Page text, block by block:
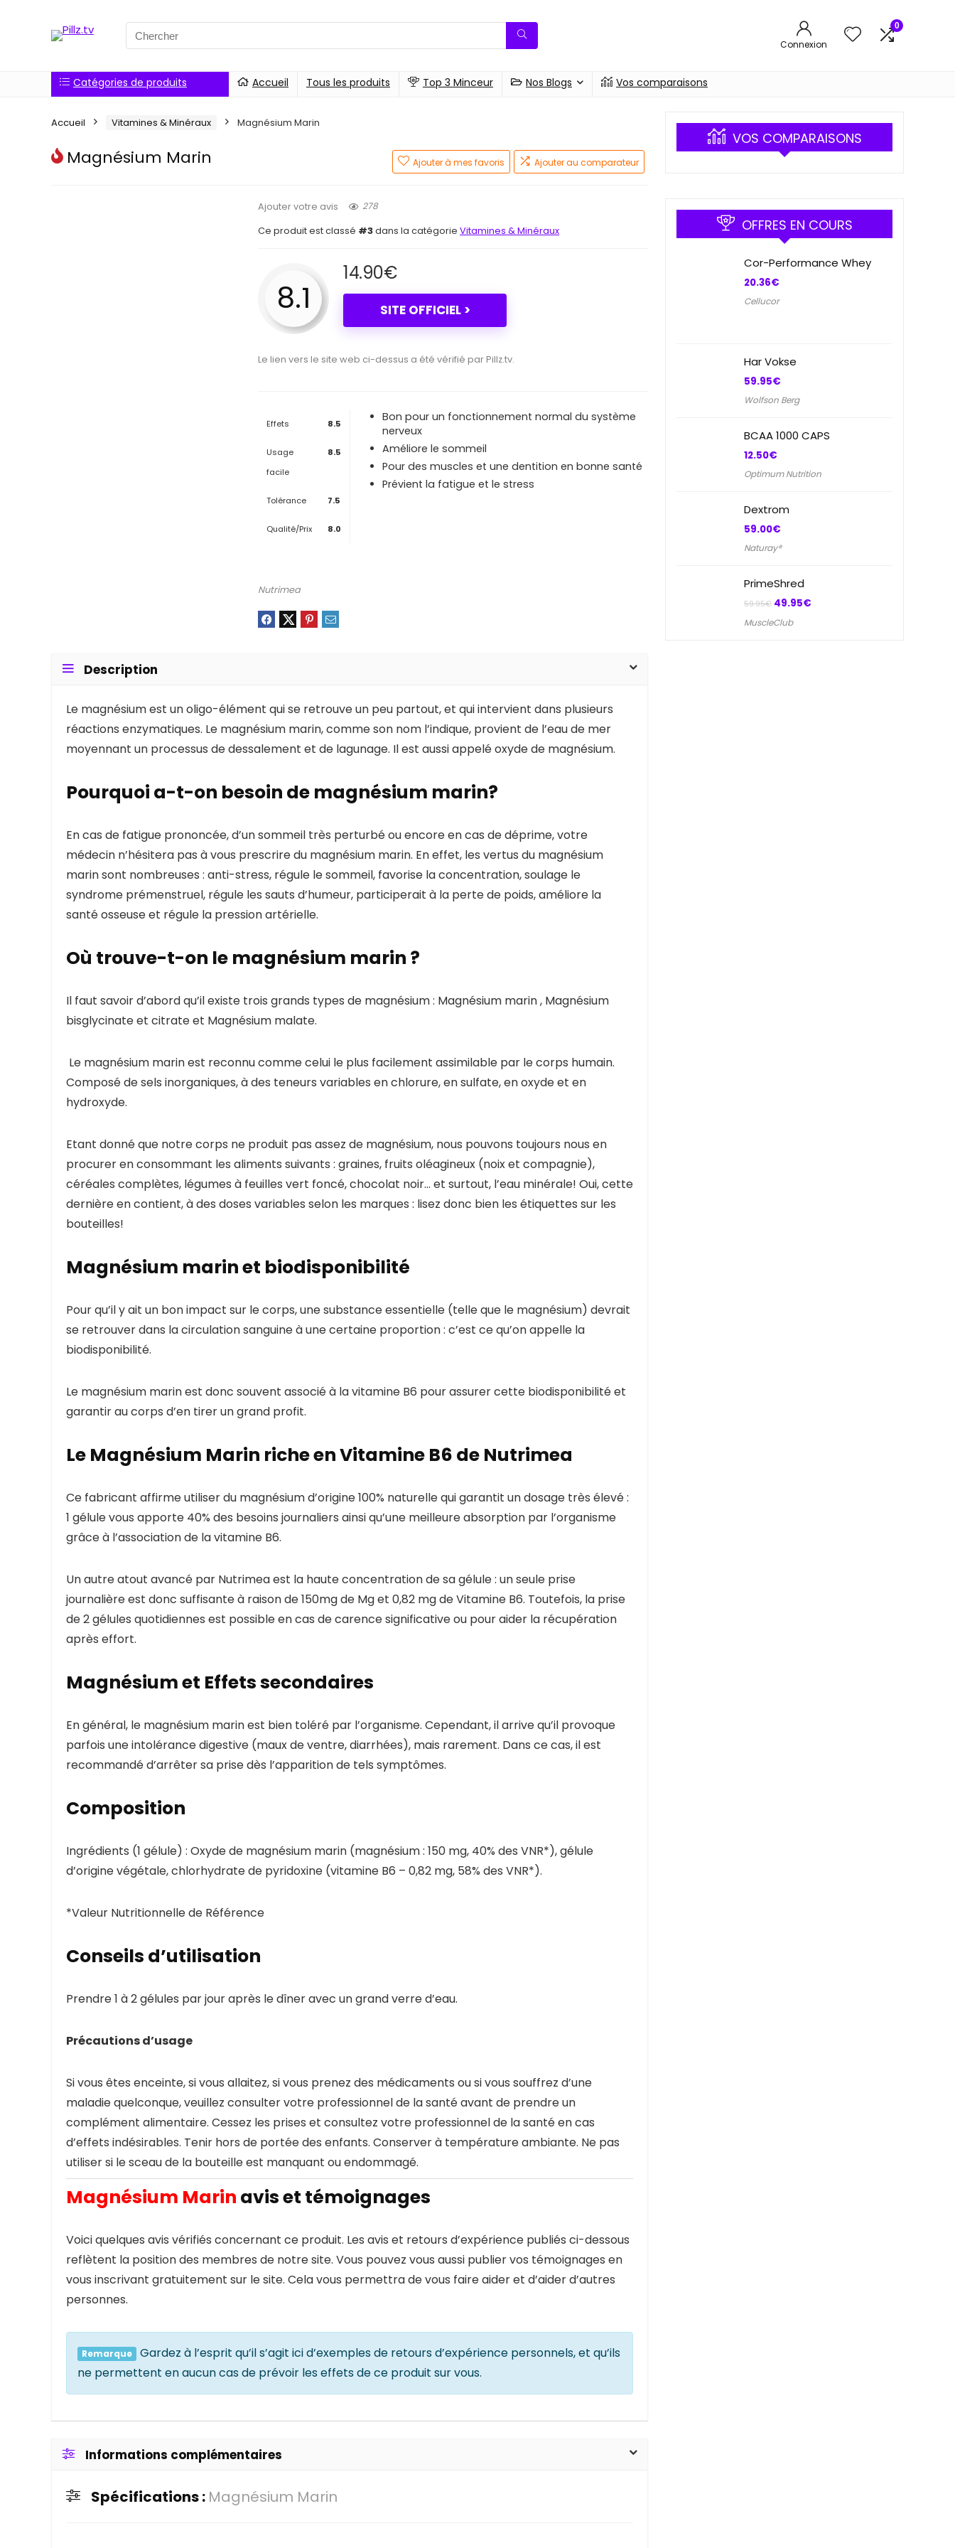
Connexion
0
Catégories de produits Accueil Tous les produits Top 3 Minceur Nos Blogs Vos comparaisons
Accueil Vitamines & Minéraux Magnésium Marin
Magnésium Marin Ajouter à mes favoris Ajouter au comparateur
Ajouter votre avis 278
Ce produit est classé #3dans la catégorieVitamines & Minéraux
8.1
14.90€
SITE OFFICIEL >
Le lien vers le site web ci-dessus a été vérifié par Pillz.tv.
Effets 8.5
Usage
facile
8.5
Tolérance 7.5
Qualité/Prix 8.0
Bon pour un fonctionnement normal du système
nerveux
Améliore le sommeil
Pour des muscles et une dentition en bonne santé
Prévient la fatigue et le stress
Nutrimea
Description
Le magnésium est un oligo-élément qui se retrouve un peu partout, et qui intervient dans plusieurs
réactions enzymatiques. Le magnésium marin, comme son nom l’indique, provient de l’eau de mer
moyennant un processus de dessalement et de lagunage. Il est aussi appelé oxyde de magnésium.
Pourquoi a-t-on besoin de magnésium marin?
En cas de fatigue prononcée, d’un sommeil très perturbé ou encore en cas de déprime, votre
médecin n’hésitera pas à vous prescrire du magnésium marin. En effet, les vertus du magnésium
marin sont nombreuses : anti-stress, régule le sommeil, favorise la concentration, soulage le
syndrome prémenstruel, régule les sauts d’humeur, participerait à la perte de poids, améliore la
santé osseuse et régule la pression artérielle.
Où trouve-t-on le magnésium marin ?
Il faut savoir d’abord qu’il existe trois grands types de magnésium : Magnésium marin , Magnésium
bisglycinate et citrate et Magnésium malate.
Le magnésium marin est reconnu comme celui le plus facilement assimilable par le corps humain.
Composé de sels inorganiques, à des teneurs variables en chlorure, en sulfate, en oxyde et en
hydroxyde.
Etant donné que notre corps ne produit pas assez de magnésium, nous pouvons toujours nous en
procurer en consommant les aliments suivants : graines, fruits oléagineux (noix et compagnie),
céréales complètes, légumes à feuilles vert foncé, chocolat noir… et surtout, l’eau minérale! Oui, cette
dernière en contient, à des doses variables selon les marques : lisez donc bien les étiquettes sur les
bouteilles!
Magnésium marin et biodisponibilité
Pour qu’il y ait un bon impact sur le corps, une substance essentielle (telle que le magnésium) devrait
se retrouver dans la circulation sanguine à une certaine proportion : c’est ce qu’on appelle la
biodisponibilité.
Le magnésium marin est donc souvent associé à la vitamine B6 pour assurer cette biodisponibilité et
garantir au corps d’en tirer un grand profit.
Le Magnésium Marin riche en Vitamine B6 de Nutrimea
Ce fabricant affirme utiliser du magnésium d’origine 100% naturelle qui garantit un dosage très élevé :
1 gélule vous apporte 40% des besoins journaliers ainsi qu’une meilleure absorption par l’organisme
grâce à l’association de la vitamine B6.
Un autre atout avancé par Nutrimea est la haute concentration de sa gélule : un seule prise
journalière est donc suffisante à raison de150mg de Mg et 0,82 mg de Vitamine B6. Toutefois, la prise
de 2 gélules quotidiennes est possible en cas de carence significative ou pour aider la récupération
après effort.
Magnésium et Effets secondaires
En général, le magnésium marin est bien toléré par l’organisme. Cependant, il arrive qu’il provoque
parfois une intolérance digestive (maux de ventre, diarrhées), mais rarement. Dans ce cas, il est
recommandé d’arrêter sa prise dès l’apparition de tels symptômes.
Composition
Ingrédients (1 gélule) : Oxyde de magnésium marin (magnésium : 150 mg, 40% des VNR*), gélule
d’origine végétale, chlorhydrate de pyridoxine (vitamine B6 – 0,82 mg, 58% des VNR*).
*Valeur Nutritionnelle de Référence
Conseils d’utilisation
Prendre 1 à 2 gélules par jour après le dîner avec un grand verre d’eau.
Précautions d’usage
Si vous êtes enceinte, si vous allaitez, si vous prenez des médicaments ou si vous souffrez d’une
maladie quelconque, veuillez consulter votre professionnel de la santé avant de prendre un
complément alimentaire. Cessez les prises et consultez votre professionnel de la santé en cas
d’effets indésirables. Tenir hors de portée des enfants. Conserver à température ambiante. Ne pas
utiliser si le sceau de la bouteille est manquant ou endommagé.
Magnésium Marin avis et témoignages
Voici quelques avis vérifiés concernant ce produit. Les avis et retours d’expérience publiés ci-dessous
reflètent la position des membres de notre site. Vous pouvez vous aussi publier vos témoignages en
vous inscrivant gratuitement sur le site. Cela vous permettra de vous faire aider et d’aider d’autres
personnes.
Remarque
Gardez à l’esprit qu’il s’agit ici d’exemples de retours d’expérience personnels, et qu’ils
ne permettent en aucun cas de prévoir les effets de ce produit sur vous.
Informations complémentaires
Spécifications : Magnésium Marin
VOS COMPARAISONS
OFFRES EN COURS
Cor-Performance Whey
20.36€
Cellucor
Har Vokse
59.95€
Wolfson Berg
BCAA 1000 CAPS
12.50€
Optimum Nutrition
Dextrom
59.00€
Naturay®
PrimeShred
59.95€ Le
initial
49.95€
MuscleClub